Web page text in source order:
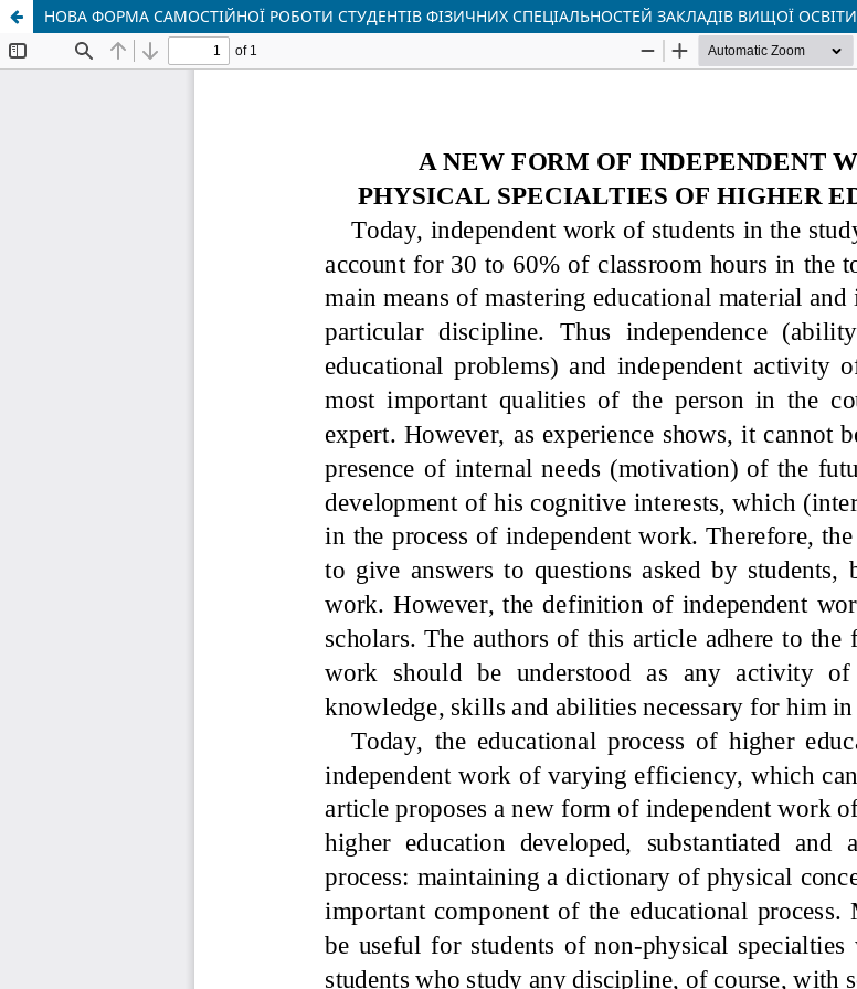
НОВА ФОРМА САМОСТІЙНОЇ РОБОТИ СТУДЕНТІВ ФІЗИЧНИХ СПЕЦІАЛЬНОСТЕЙ ЗАКЛАДІВ ВИЩОЇ ОСВІТИ